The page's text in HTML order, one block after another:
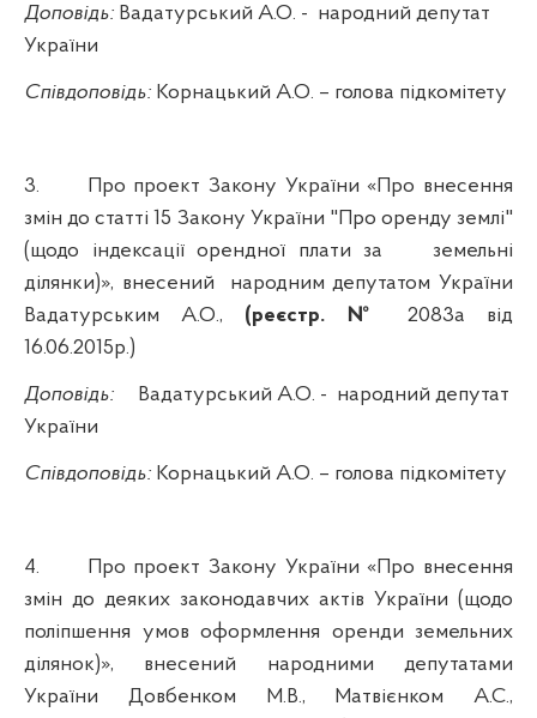
Доповідь: Вадатурський А.О. - народний депутат
України
Співдоповідь: Корнацький А.О. – голова підкомітету
3. Про проект Закону України «Про внесення
змін до cтатті 15 Закону України "Про оренду землі"
(щодо індексації орендної плати за
земельні
ділянки)», внесений
народним депутатом України
Вадатурським А.О., (реєстр. №
2083а від
16.06.2015р.)
Доповідь: Вадатурський А.О. - народний депутат
України
Співдоповідь: Корнацький А.О. – голова підкомітету
4.
Про проект Закону України «Про внесення
змін до деяких законодавчих актів України (щодо
поліпшення умов оформлення оренди земельних
ділянок)», внесений народними депутатами
України Довбенком М.В., Матвієнком А.С.,